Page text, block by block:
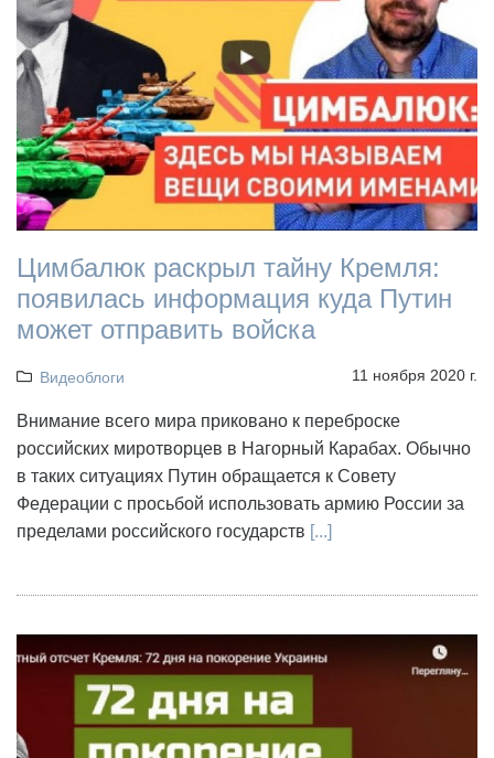
Цимбалюк раскрыл тайну Кремля:
появилась информация куда Путин
может отправить войска
Видеоблоги 11 ноября 2020 г.
Внимание всего мира приковано к переброске
российских миротворцев в Нагорный Карабах. Обычно
в таких ситуациях Путин обращается к Совету
Федерации с просьбой использовать армию России за
пределами российского государств [...]